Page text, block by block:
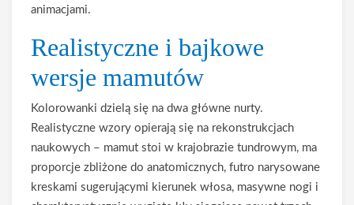
animacjami.
Realistyczne i bajkowe
wersje mamutów
Kolorowanki dzielą się na dwa główne nurty.
Realistyczne wzory opierają się na rekonstrukcjach
naukowych – mamut stoi w krajobrazie tundrowym, ma
proporcje zbliżone do anatomicznych, futro narysowane
kreskami sugerującymi kierunek włosa, masywne nogi i